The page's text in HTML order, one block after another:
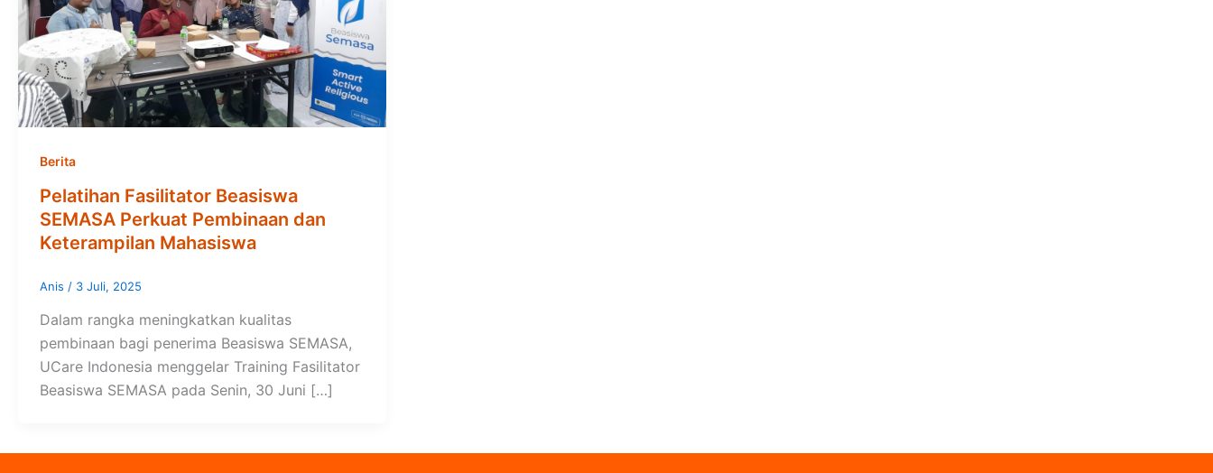
Berita
Pelatihan Fasilitator Beasiswa
SEMASA Perkuat Pembinaan dan
Keterampilan Mahasiswa
Anis / 3 Juli, 2025
Dalam rangka meningkatkan kualitas
pembinaan bagi penerima Beasiswa SEMASA,
UCare Indonesia menggelar Training Fasilitator
Beasiswa SEMASA pada Senin, 30 Juni […]